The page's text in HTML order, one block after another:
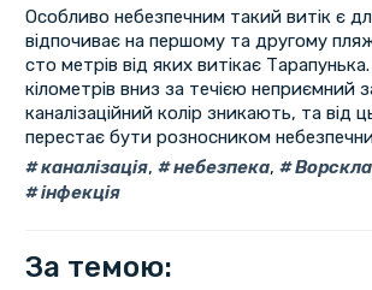
Особливо небезпечним такий витік є
відпочиває на першому та другому
сто метрів від яких витікає Тарапунька.
кілометрів вниз за течією неприємний
каналізаційний колір зникають, та від
перестає бути розносником
каналізація, небезпека, Ворскла
інфекція
За темою: